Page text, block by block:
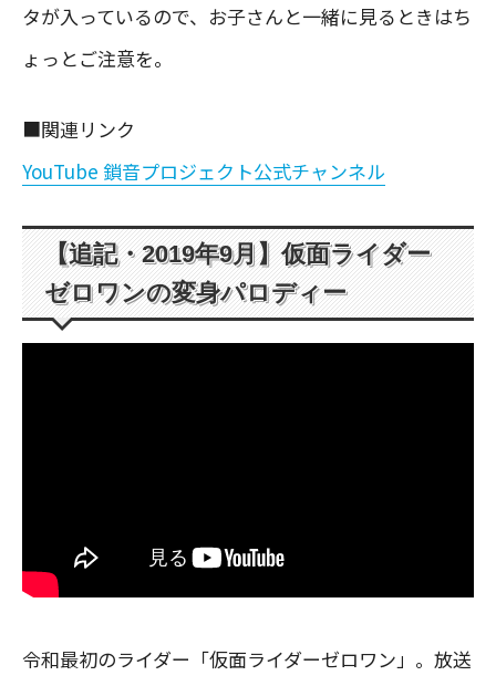
タが入っているので、お子さんと一緒に見るときはち
ょっとご注意を。
■関連リンク
YouTube 鎖音プロジェクト公式チャンネル
【追記・2019年9月】仮面ライダー
ゼロワンの変身パロディー
令和最初のライダー「仮面ライダーゼロワン」。放送